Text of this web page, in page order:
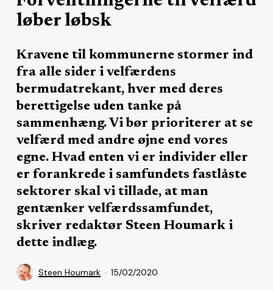
løber løbsk
Kravene til kommunerne stormer ind
fra alle sider i velfærdens
bermudatrekant, hver med deres
berettigelse uden tanke på
sammenhæng. Vi bør prioriterer at se
velfærd med andre øjne end vores
egne. Hvad enten vi er individer eller
er forankrede i samfundets fastlåste
sektorer skal vi tillade, at man
gentænker velfærdssamfundet,
skriver redaktør Steen Houmark i
dette indlæg.
Steen Houmark 15/02/2020